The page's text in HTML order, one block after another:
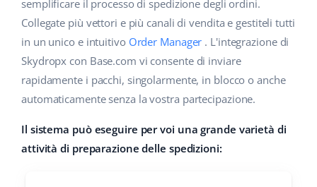
Gestione Spedizioni
Workflow Automation
Base Connect
AI per l'e-commerce
Casa e giardino
Prodotti per bambini
Elettronica
Automotive
Food&Grocery
Centro Assistenza
Academy
Audit dell'account
english (US)
english (GB)
english (IN)
deutsch
semplificare il processo di spedizione degli ordini.
Collegate più vettori e più canali di vendita e gestiteli tutti
in un unico e intuitivo Order Manager . L'integrazione di
Skydropx con Base.com vi consente di inviare
rapidamente i pacchi, singolarmente, in blocco o anche
automaticamente senza la vostra partecipazione.
Il sistema può eseguire per voi una grande varietà di
attività di preparazione delle spedizioni: